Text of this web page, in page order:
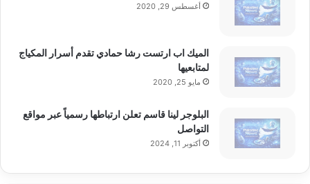
أغسطس 29, 2020
الميك اب ارتست رشا حمادي تقدم أسرار المكياج
لمتابعيها
مايو 25, 2020
البلوجر لينا قاسم تعلن ارتباطها رسمياً عبر مواقع
التواصل
أكتوبر 11, 2024